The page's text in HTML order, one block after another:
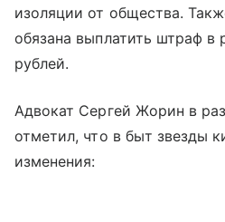
изоляции от общества.
обязана выплатить штраф в
рублей.
Адвокат Сергей Жорин в
отметил, что в быт звезды
изменения: